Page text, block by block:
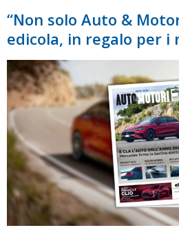
“Non solo Auto &
edicola, in regalo per